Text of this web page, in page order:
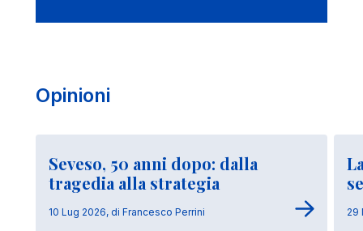
Opinioni
Seveso, 50 anni dopo: dalla
tragedia alla strategia
10 Lug 2026, di Francesco Perrini 29